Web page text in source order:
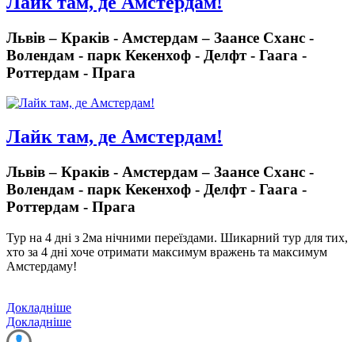
Львів – Краків - Амстердам – Заансе Сханс -
Волендам - парк Кекенхоф - Делфт - Гаага -
Роттердам - Прага
Лайк там, де Амстердам!
Львів – Краків - Амстердам – Заансе Сханс -
Волендам - парк Кекенхоф - Делфт - Гаага -
Роттердам - Прага
Тур на 4 дні з 2ма нічними переїздами. Шикарний тур для тих,
хто за 4 дні хоче отримати максимум вражень та максимум
Амстердаму!
Докладніше
Докладніше